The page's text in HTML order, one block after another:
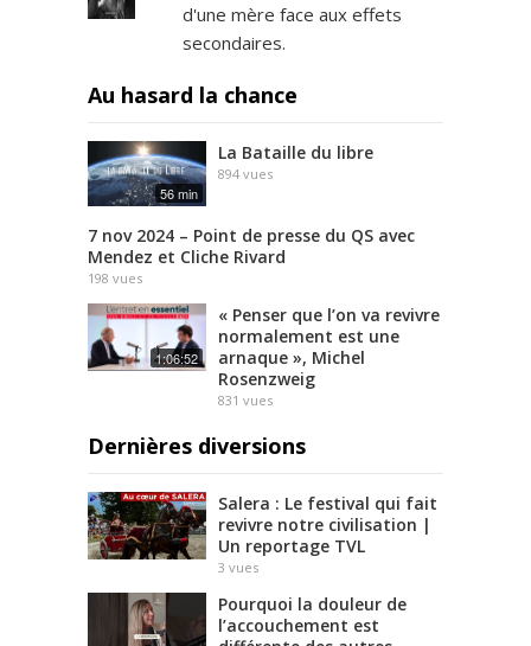
d'une mère face aux effets
secondaires.
Au hasard la chance
56 min
La Bataille du libre
894 vues
7 nov 2024 – Point de presse du QS avec
Mendez et Cliche Rivard
198 vues
1:06:52
« Penser que l’on va revivre
normalement est une
arnaque », Michel
Rosenzweig
831 vues
Dernières diversions
Salera : Le festival qui fait
revivre notre civilisation |
Un reportage TVL
3 vues
Pourquoi la douleur de
l’accouchement est